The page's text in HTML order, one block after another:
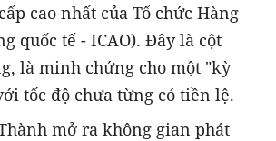
cao nhất của Tổ chức Hàng
quốc tế - ICAO). Đây là cột
là minh chứng cho một "kỳ
tốc độ chưa từng có tiền lệ.
mở ra không gian phát